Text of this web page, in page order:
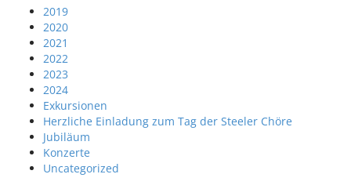
2019
2020
2021
2022
2023
2024
Exkursionen
Herzliche Einladung zum Tag der Steeler Chöre
Jubiläum
Konzerte
Uncategorized